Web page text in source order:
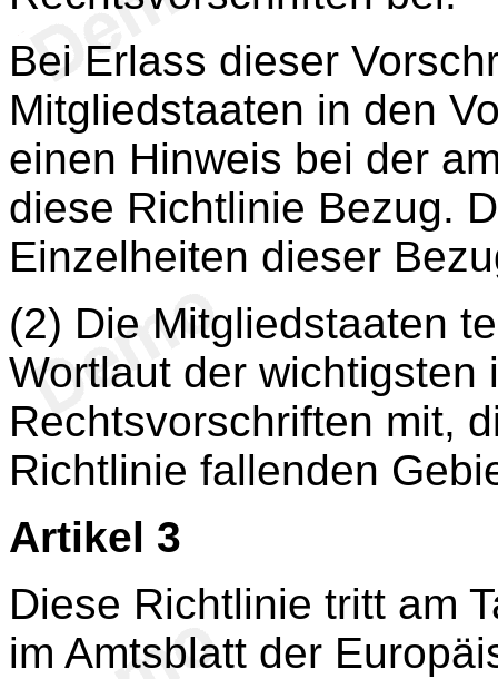
Bei Erlass dieser
Mitgliedstaaten in den
einen Hinweis bei der
diese Richtlinie Bezug.
Einzelheiten dieser
(2) Die Mitgliedstaaten
Wortlaut der wichtigsten
Rechtsvorschriften mit,
Richtlinie fallenden
Artikel 3
Diese Richtlinie tritt am
im Amtsblatt der